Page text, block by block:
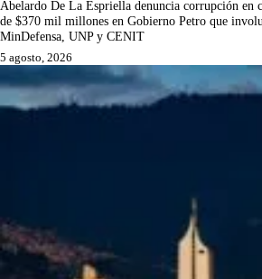
Abelardo De La Espriella denuncia corrupción en
de $370 mil millones en Gobierno Petro que
MinDefensa, UNP y CENIT
5 agosto, 2026